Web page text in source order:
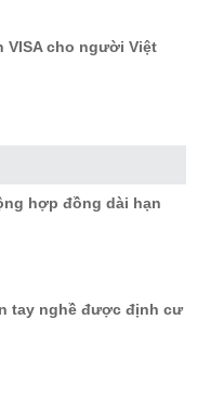
VISA cho người Việt
hợp đồng dài hạn
tay nghề được định cư